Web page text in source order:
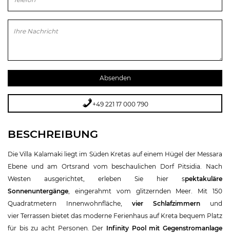
Bitte lasse dieses Feld leer.
+49 221 17 000 790
BESCHREIBUNG
Die Villa Kalamaki liegt im Süden Kretas auf einem Hügel der Messara
Ebene und am Ortsrand vom beschaulichen Dorf Pitsidia. Nach
Westen ausgerichtet, erleben Sie hier spektakuläre
Sonnenuntergänge , eingerahmt vom glitzernden Meer. Mit 150
Quadratmetern Innenwohnfläche, vier Schlafzimmern und
vier Terrassen bietet das moderne Ferienhaus auf Kreta bequem Platz
für bis zu acht Personen. Der Infinity Pool mit Gegenstromanlage